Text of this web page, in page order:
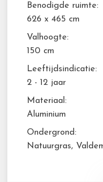
Benodigde ruimte:
626 x 465 cm
Valhoogte:
150 cm
Leeftijdsindicatie:
2 - 12 jaar
Materiaal:
Aluminium
Ondergrond:
Natuurgras,